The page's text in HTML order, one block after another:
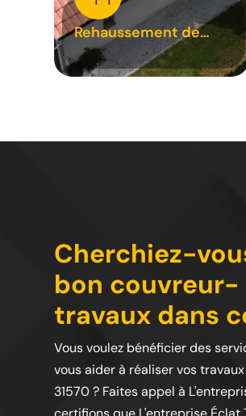
Rehaussement de
toiture 31
Cherchiez-
bon
travaux dans
Vous voulez bénéficier des
vous aider à réaliser vos
31570 ? Faites appel à